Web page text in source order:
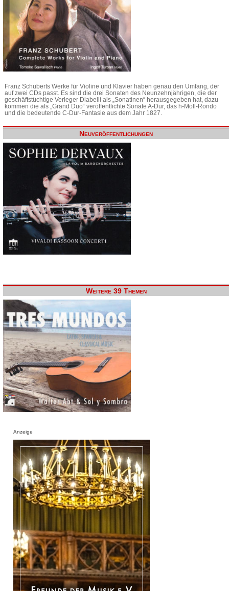
Franz Schuberts Werke für Violine und Klavier haben genau den Umfang, der
auf zwei CDs passt. Es sind die drei Sonaten des Neunzehnjährigen, die der
geschäftstüchtige Verleger Diabelli als „Sonatinen“ herausgegeben hat, dazu
kommen die als „Grand Duo“ veröffentlichte Sonate A-Dur, das h-Moll-Rondo
und die bedeutende C-Dur-Fantasie aus dem Jahr 1827.
Neuveröffentlichungen
Weitere 39 Themen
Anzeige